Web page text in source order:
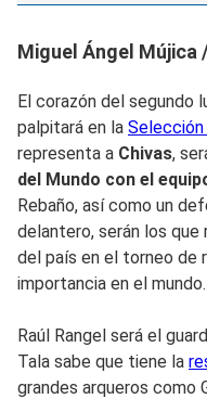
Miguel Ángel Mújica
El corazón del segundo
palpitará en la Selección
representa a Chivas,
del Mundo con el
Rebaño, así como un
delantero, serán los que
del país en el torneo de
importancia en el mundo.
Raúl Rangel será el
Tala sabe que tiene la
grandes arqueros como